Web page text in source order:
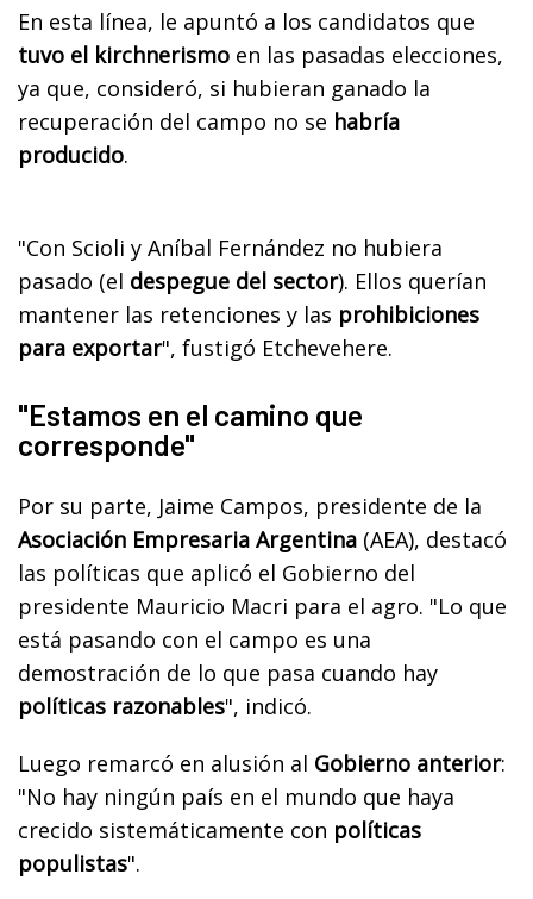
En esta línea, le apuntó a los candidatos que
tuvo el kirchnerismo en las pasadas elecciones,
ya que, consideró, si hubieran ganado la
recuperación del campo no se habría
producido.
"Con Scioli y Aníbal Fernández no hubiera
pasado (el despegue del sector). Ellos querían
mantener las retenciones y las prohibiciones
para exportar", fustigó Etchevehere.
"Estamos en el camino que
corresponde"
Por su parte, Jaime Campos, presidente de la
Asociación Empresaria Argentina (AEA), destacó
las políticas que aplicó el Gobierno del
presidente Mauricio Macri para el agro. "Lo que
está pasando con el campo es una
demostración de lo que pasa cuando hay
políticas razonables", indicó.
Luego remarcó en alusión al Gobierno anterior:
"No hay ningún país en el mundo que haya
crecido sistemáticamente con políticas
populistas".